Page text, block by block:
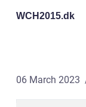
WCH2015.dk
06 March 2023